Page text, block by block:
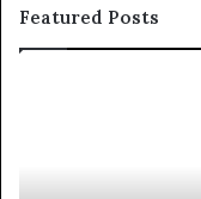
Featured Posts